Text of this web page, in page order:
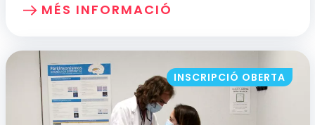
MÉS INFORMACIÓ
SOBRE: FONAMENTS METODOLÒGICS
INSCRIPCIÓ OBERTA